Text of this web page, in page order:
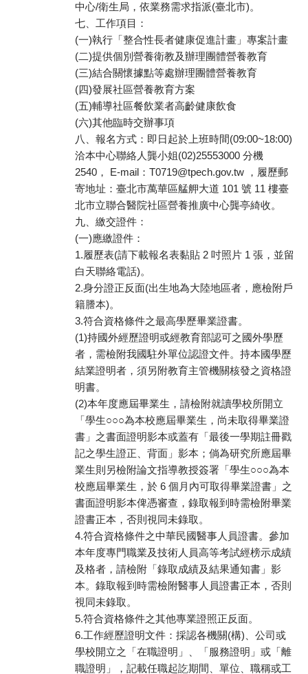
中心/衛生局，依業務需求指派(臺北市)。
七、工作項目：
(一)執行「整合性長者健康促進計畫」專案計畫
(二)提供個別營養衛教及辦理團體營養教育
(三)結合關懷據點等處辦理團體營養教育
(四)發展社區營養教育方案
(五)輔導社區餐飲業者高齡健康飲食
(六)其他臨時交辦事項
八、報名方式：即日起於上班時間(09:00~18:00)
洽本中心聯絡人龔小姐(02)25553000 分機
2540， E-mail：T0719@tpech.gov.tw ，履歷郵
寄地址：臺北市萬華區艋舺大道 101 號 11 樓臺
北市立聯合醫院社區營養推廣中心龔亭綺收。
九、繳交證件：
(一)應繳證件：
1.履歷表(請下載報名表黏貼 2 吋照片 1 張，並留
白天聯絡電話)。
2.身分證正反面(出生地為大陸地區者，應檢附戶
籍謄本)。
3.符合資格條件之最高學歷畢業證書。
(1)持國外經歷證明或經教育部認可之國外學歷
者，需檢附我國駐外單位認證文件。持本國學歷
結業證明者，須另附教育主管機關核發之資格證
明書。
(2)本年度應屆畢業生，請檢附就讀學校所開立
「學生○○○為本校應屆畢業生，尚未取得畢業證
書」之書面證明影本或蓋有「最後一學期註冊戳
記之學生證正、背面」影本；倘為研究所應屆畢
業生則另檢附論文指導教授簽署「學生○○○為本
校應屆畢業生，於 6 個月內可取得畢業證書」之
書面證明影本俾憑審查，錄取報到時需檢附畢業
證書正本，否則視同未錄取。
4.符合資格條件之中華民國醫事人員證書。參加
本年度專門職業及技術人員高等考試經榜示成績
及格者，請檢附「錄取成績及結果通知書」影
本。錄取報到時需檢附醫事人員證書正本，否則
視同未錄取。
5.符合資格條件之其他專業證照正反面。
6.工作經歷證明文件：採認各機關(構)、公司或
學校開立之「在職證明」、「服務證明」或「離
職證明」，記載任職起訖期間、單位、職稱或工